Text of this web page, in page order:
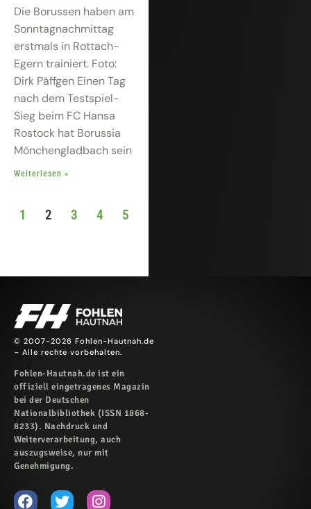
Die Borussen haben am
Sonntagnachmittag
erstmals in Rottach-
Egern trainiert. Foto:
Dirk Päffgen Einen Tag
nach dem Testspiel-
Sieg beim FC Hansa
Rostock hat Borussia
Mönchengladbach sein
Weiterlesen »
1 2 3 4 5
© 2007-2026 Fohlen-Hautnah.de
– Alle rechte vorbehalten.
Fohlen-Hautnah.de ist ein
offiziell eingetragenes Magazin
bei der Deutschen
Nationalbibliothek (ISSN 1868-
8233). Nachdruck und
Weiterverarbeitung, auch
auszugsweise, nur mit
Genehmigung.